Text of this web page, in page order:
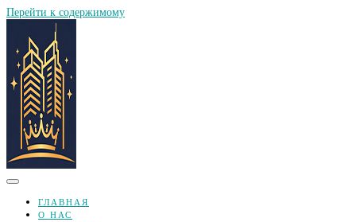
Перейти к содержимому
ГЛАВНАЯ
О НАС